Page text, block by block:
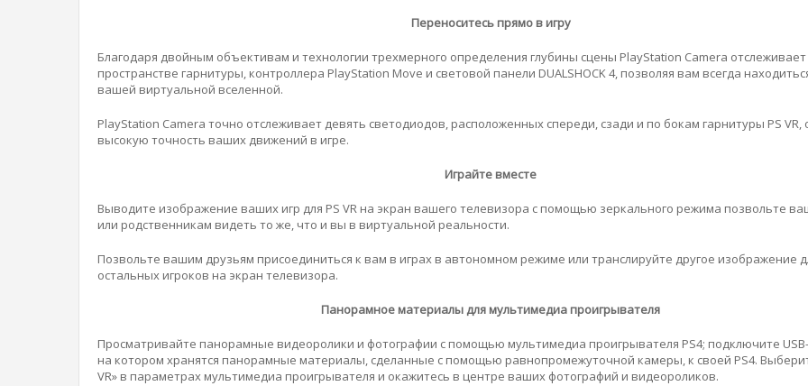
Переноситесь прямо в игру
Благодаря двойным объективам и технологии трехмерного определения глубины сцены PlayStation Camera
пространстве гарнитуры, контроллера PlayStation Move и световой панели DUALSHOCK 4, позволяя вам всегда
вашей виртуальной вселенной.
PlayStation Camera точно отслеживает девять светодиодов, расположенных спереди, сзади и по бокам гарнитуры PS VR,
высокую точность ваших движений в игре.
Играйте вместе
Выводите изображение ваших игр для PS VR на экран вашего телевизора с помощью зеркального режима позвольте
или родственникам видеть то же, что и вы в виртуальной реальности.
Позвольте вашим друзьям присоединиться к вам в играх в автономном режиме или транслируйте другое изображение
остальных игроков на экран телевизора.
Панорамное материалы для мультимедиа проигрывателя
Просматривайте панорамные видеоролики и фотографии с помощью мультимедиа проигрывателя PS4; подключите
на котором хранятся панорамные материалы, сделанные с помощью равнопромежуточной камеры, к своей PS4.
VR» в параметрах мультимедиа проигрывателя и окажитесь в центре ваших фотографий и видеороликов.